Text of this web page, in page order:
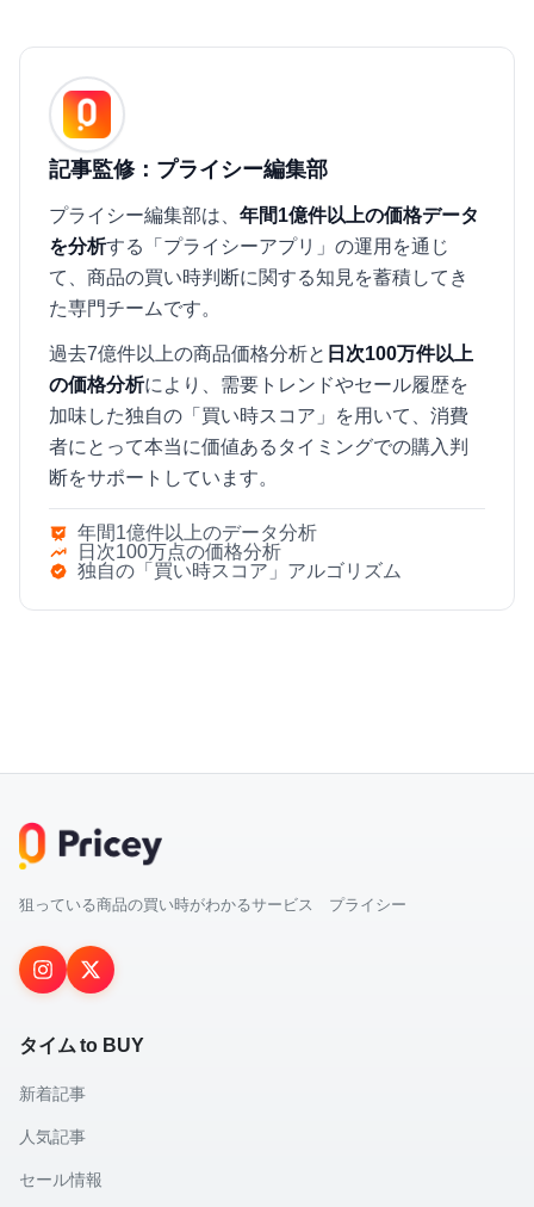
記事監修：プライシー編集部
プライシー編集部は、 年間1億件以上の価格データ
を分析する「プライシーアプリ」の運用を通じ
て、商品の買い時判断に関する知見を蓄積してき
た専門チームです。
過去7億件以上の商品価格分析と 日次100万件以上
の価格分析により、需要トレンドやセール履歴を
加味した独自の「買い時スコア」を用いて、消費
者にとって本当に価値あるタイミングでの購入判
断をサポートしています。
年間1億件以上のデータ分析
日次100万点の価格分析
独自の「買い時スコア」アルゴリズム
狙っている商品の買い時がわかるサービス プライシー
タイム to BUY
新着記事
人気記事
セール情報